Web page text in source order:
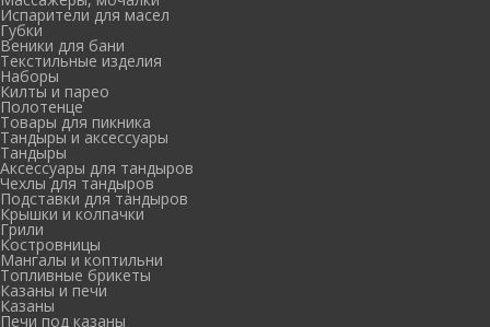
Испарители для масел
Губки
Веники для бани
Текстильные изделия
Наборы
Килты и парео
Полотенце
Товары для пикника
Тандыры и аксессуары
Тандыры
Аксессуары для тандыров
Чехлы для тандыров
Подставки для тандыров
Крышки и колпачки
Грили
Костровницы
Мангалы и коптильни
Топливные брикеты
Казаны и печи
Казаны
Печи под казаны